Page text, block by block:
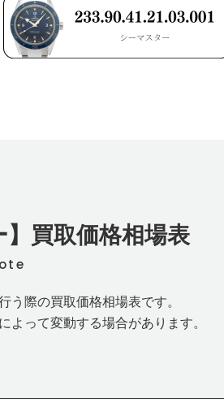
】買取価格相場表
う際の買取価格相場表です。
よって変動する場合があります。